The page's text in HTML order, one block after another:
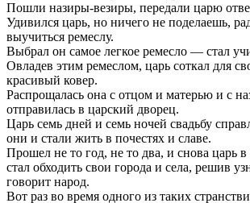
Пошли назиры-везиры, передали царю
Удивился царь, но ничего не поделаешь,
выучиться ремеслу.
Выбрал он самое легкое ремесло — стал
Овладев этим ремеслом, царь соткал для
красивый ковер.
Распрощалась она с отцом и матерью и с
отправилась в царский дворец.
Царь семь дней и семь ночей свадьбу
они и стали жить в почестях и славе.
Прошел не то год, не то два, и снова царь
стал обходить свои города и села, решив
говорит народ.
Вот раз во время одного из таких